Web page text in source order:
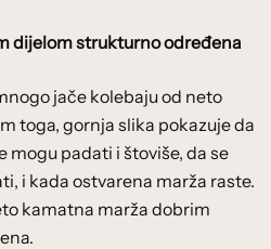
dijelom strukturno određena
jače kolebaju od neto
toga, gornja slika pokazuje da
padati i štoviše, da se
i kada ostvarena marža raste.
kamatna marža dobrim